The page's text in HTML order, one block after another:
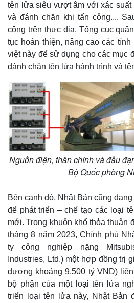
Thế giới
Quan sát
Cuộc sống đó đây
Hồ sơ
Ảnh
E-
tên lửa siêu vượt âm với xác suất
và đánh chặn khi tấn công....
công trên thực địa, Tổng cục
tục hoàn thiện, nâng cao các
việt này để sử dụng cho các mục
đánh chặn tên lửa hành trình và
Nguồn điện, thân chính và đầu
Bộ Quốc phòng
Bên cạnh đó, Nhật Bản cũng
để phát triển – chế tạo các loại
mới. Trong khuôn khổ thỏa
tháng 8 năm 2023, Chính phủ
ty công nghiệp nặng
Industries, Ltd.) một hợp đồng trị
đương khoảng 9.500 tỷ VND)
bộ phận của một loại tên lửa
triển loại tên lửa này, Nhật Bản